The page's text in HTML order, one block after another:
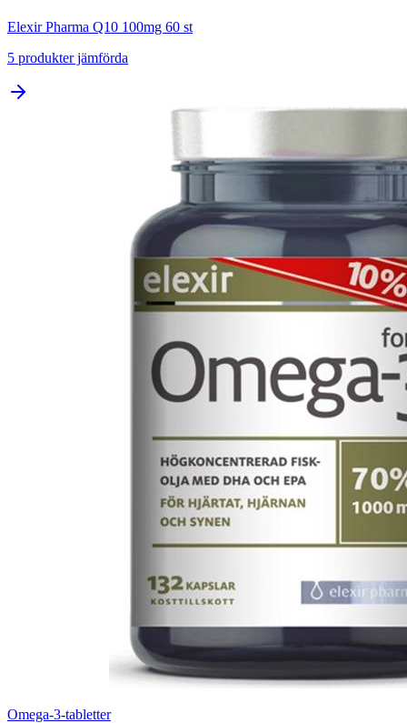
Elexir Pharma Q10 100mg 60 st
5 produkter jämförda
Omega-3-tabletter